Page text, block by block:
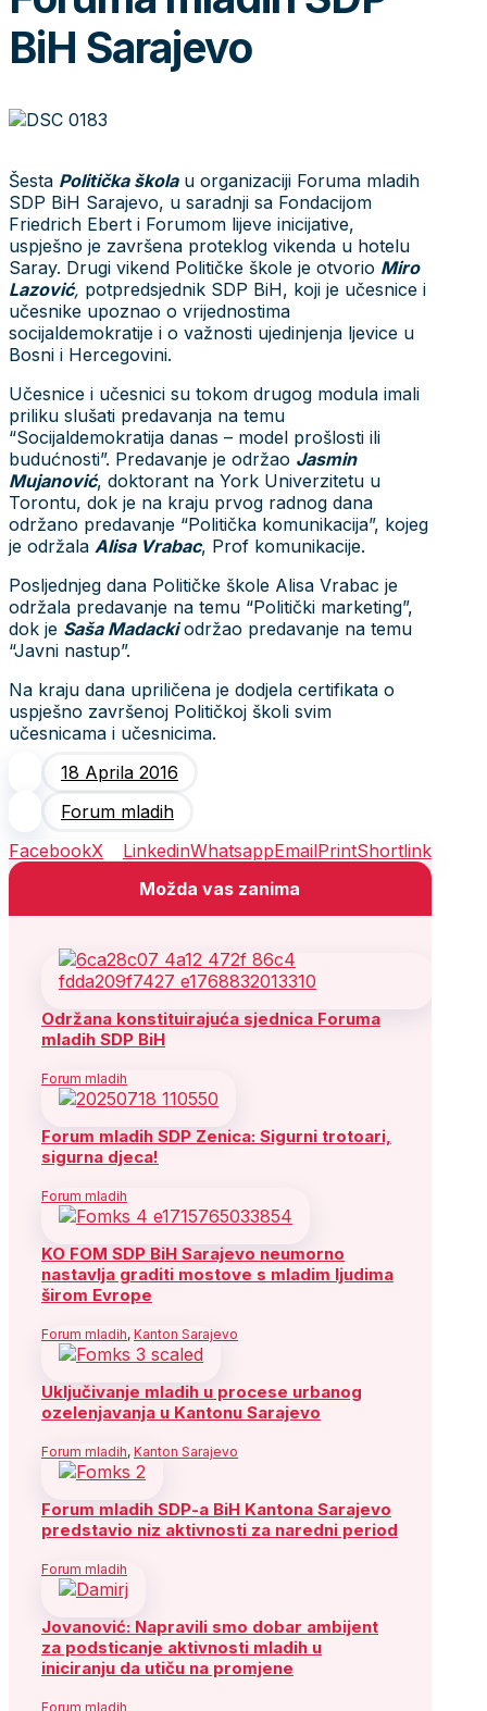
BiH Sarajevo
Šesta Politička školau organizaciji Foruma mladih
SDP BiH Sarajevo, u saradnji sa Fondacijom
Friedrich Ebert i Forumom lijeve inicijative,
uspješno je završena proteklog vikenda u hotelu
Saray. Drugi vikend Političke škole je otvorio Miro
Lazović, potpredsjednik SDP BiH, koji je učesnice i
učesnike upoznao o vrijednostima
socijaldemokratije i o važnosti ujedinjenja ljevice u
Bosni i Hercegovini.
Učesnice i učesnici su tokom drugog modula imali
priliku slušati predavanja na temu
“Socijaldemokratija danas – model prošlosti ili
budućnosti”. Predavanje je održao Jasmin
Mujanović, doktorant na York Univerzitetu u
Torontu, dok je na kraju prvog radnog dana
održano predavanje “Politička komunikacija”, kojeg
je održala Alisa Vrabac, Prof komunikacije.
Posljednjeg dana Političke škole Alisa Vrabac je
održala predavanje na temu “Politički marketing”,
dok je Saša Madackiodržao predavanje na temu
“Javni nastup”.
Na kraju dana upriličena je dodjela certifikata o
uspješno završenoj Političkoj školi svim
učesnicama i učesnicima.
18 Aprila 2016
Forum mladih
FacebookX LinkedinWhatsappEmailPrintShortlink
Možda vas zanima
Održana konstituirajuća sjednica Foruma
mladih SDP BiH
Forum mladih
Forum mladih SDP Zenica: Sigurni trotoari,
sigurna djeca!
Forum mladih
KO FOM SDP BiH Sarajevo neumorno
nastavlja graditi mostove s mladim ljudima
širom Evrope
Forum mladih, Kanton Sarajevo
Uključivanje mladih u procese urbanog
ozelenjavanja u Kantonu Sarajevo
Forum mladih, Kanton Sarajevo
Forum mladih SDP-a BiH Kantona Sarajevo
predstavio niz aktivnosti za naredni period
Forum mladih
Jovanović: Napravili smo dobar ambijent
za podsticanje aktivnosti mladih u
iniciranju da utiču na promjene
Forum mladih